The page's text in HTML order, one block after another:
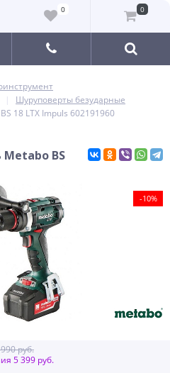
0 0
Шуруповерты безударные
18 LTX Impuls 602191960
BS
-10%
руб.
5 399 руб.